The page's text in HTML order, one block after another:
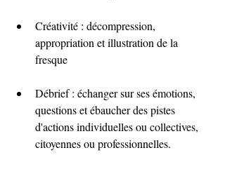
Créativité : décompression,
appropriation et illustration de la
fresque
Débrief : échanger sur ses émotions,
questions et ébaucher des pistes
d'actions individuelles ou collectives,
citoyennes ou professionnelles.